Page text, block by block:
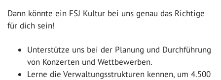
Dann könnte ein FSJ Kultur bei uns genau das Richtige
für dich sein!
Unterstütze uns bei der Planung und Durchführung
von Konzerten und Wettbewerben.
Lerne die Verwaltungsstrukturen kennen, um 4.500